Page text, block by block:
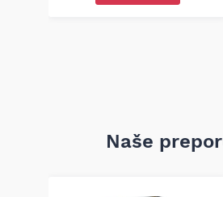
Naše